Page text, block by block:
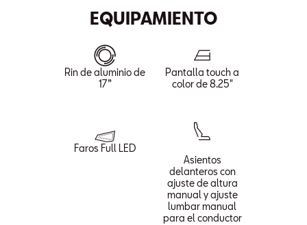
EQUIPAMIENTO
Rin de aluminio de
17”
Pantalla touch a
color de 8.25"
Faros Full LED
Asientos
delanteros con
ajuste de altura
manual y ajuste
lumbar manual
para el conductor